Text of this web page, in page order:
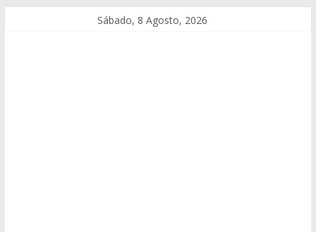
Sábado, 8 Agosto, 2026